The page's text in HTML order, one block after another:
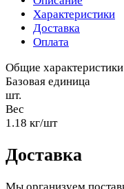
Характеристики
Доставка
Оплата
Общие характеристики
Базовая единица
шт.
Вес
1.18 кг/шт
Доставка